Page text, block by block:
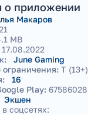
о приложении
Макаров
MB
17.08.2022
June Gaming
ограничения: T (13+)
16
Play: 67586028
Экшен
соцсетях: